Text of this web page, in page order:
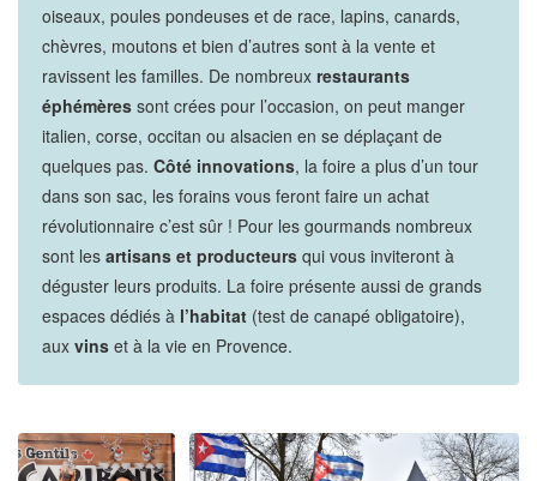
oiseaux, poules pondeuses et de race, lapins, canards,
chèvres, moutons et bien d’autres sont à la vente et
ravissent les familles. De nombreux restaurants
éphémères sont crées pour l’occasion, on peut manger
italien, corse, occitan ou alsacien en se déplaçant de
quelques pas. Côté innovations, la foire a plus d’un tour
dans son sac, les forains vous feront faire un achat
révolutionnaire c’est sûr ! Pour les gourmands nombreux
sont les artisans et producteurs qui vous inviteront à
déguster leurs produits. La foire présente aussi de grands
espaces dédiés à l’habitat (test de canapé obligatoire),
aux vins et à la vie en Provence.